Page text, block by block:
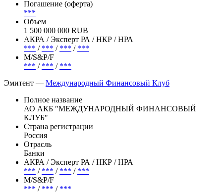
Статус
Погашена
Страна риска
Россия
Погашение (оферта)
***
Объем
1 500 000 000 RUB
*** /***/***/***
***/***/***
Эмитент —Международный Финансовый Клуб
Полное название
АО АКБ "МЕЖДУНАРОДНЫЙ ФИНАНСОВЫЙ
КЛУБ"
Страна регистрации
Россия
Отрасль
Банки